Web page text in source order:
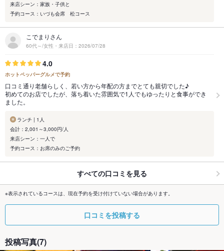
来店シーン：家族・子供と
予約コース：いづも会席 松コース
こでまりさん
60代～/女性・来店日：2026/07/28
4.0
ホットペッパーグルメで予約
口コミ通り老舗らしく、若い方から年配の方までとても親切でした♪
初めてのお店でしたが、落ち着いた雰囲気で1人でもゆったりと食事ができ
ました。
ランチ | 1人
会計：2,001～3,000円/人
来店シーン：一人で
予約コース：お席のみのご予約
すべての口コミを見る
※表示されているコースは、現在予約を受け付けていない場合があります。
口コミを投稿する
投稿写真(7)